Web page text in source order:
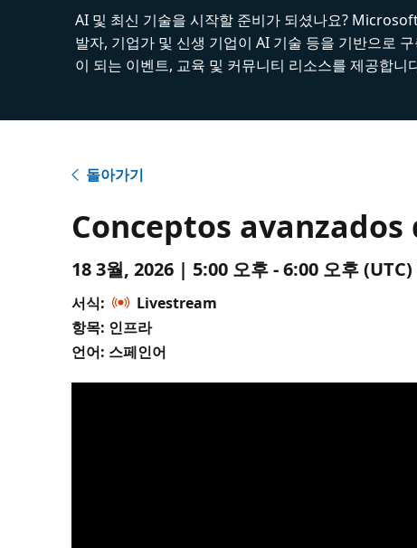
AI 및 최신 기술을 시작할 준비가 되셨나요?
발자, 기업가 및 신생 기업이 AI 기술 등을 기반으로
이 되는 이벤트, 교육 및 커뮤니티 리소스를 제공합니
돌아가기
Conceptos
18 3월, 2026 | 5:00 오후 - 6:00 오후
서식:
Livestream
항목: 인프라
언어: 스페인어